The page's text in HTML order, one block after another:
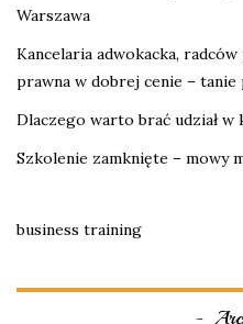
Warszawa
Kancelaria adwokacka,
prawna w dobrej cenie –
Dlaczego warto brać udział
Szkolenie zamknięte – mowy
business training